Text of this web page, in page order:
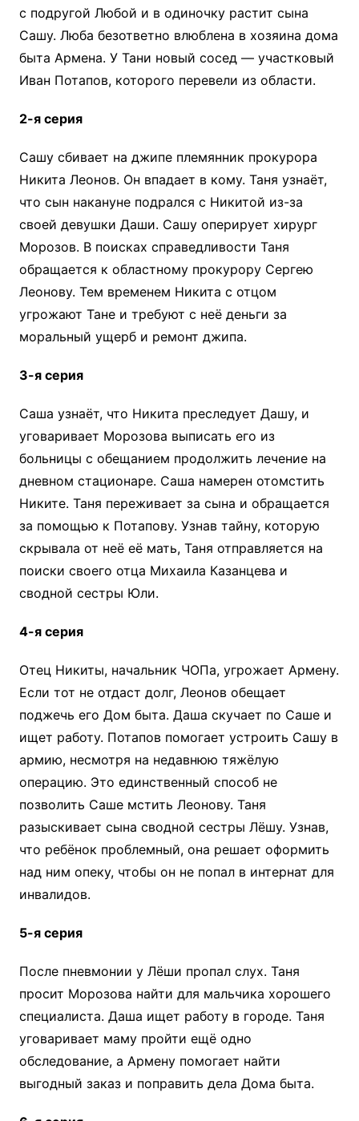
с подругой Любой и в одиночку растит сына
Сашу. Люба безответно влюблена в хозяина дома
быта Армена. У Тани новый сосед — участковый
Иван Потапов, которого перевели из области.
2-я серия
Сашу сбивает на джипе племянник прокурора
Никита Леонов. Он впадает в кому. Таня узнаёт,
что сын накануне подрался с Никитой из-за
своей девушки Даши. Сашу оперирует хирург
Морозов. В поисках справедливости Таня
обращается к областному прокурору Сергею
Леонову. Тем временем Никита с отцом
угрожают Тане и требуют с неё деньги за
моральный ущерб и ремонт джипа.
3-я серия
Саша узнаёт, что Никита преследует Дашу, и
уговаривает Морозова выписать его из
больницы с обещанием продолжить лечение на
дневном стационаре. Саша намерен отомстить
Никите. Таня переживает за сына и обращается
за помощью к Потапову. Узнав тайну, которую
скрывала от неё её мать, Таня отправляется на
поиски своего отца Михаила Казанцева и
сводной сестры Юли.
4-я серия
Отец Никиты, начальник ЧОПа, угрожает Армену.
Если тот не отдаст долг, Леонов обещает
поджечь его Дом быта. Даша скучает по Саше и
ищет работу. Потапов помогает устроить Сашу в
армию, несмотря на недавнюю тяжёлую
операцию. Это единственный способ не
позволить Саше мстить Леонову. Таня
разыскивает сына сводной сестры Лёшу. Узнав,
что ребёнок проблемный, она решает оформить
над ним опеку, чтобы он не попал в интернат для
инвалидов.
5-я серия
После пневмонии у Лёши пропал слух. Таня
просит Морозова найти для мальчика хорошего
специалиста. Даша ищет работу в городе. Таня
уговаривает маму пройти ещё одно
обследование, а Армену помогает найти
выгодный заказ и поправить дела Дома быта.